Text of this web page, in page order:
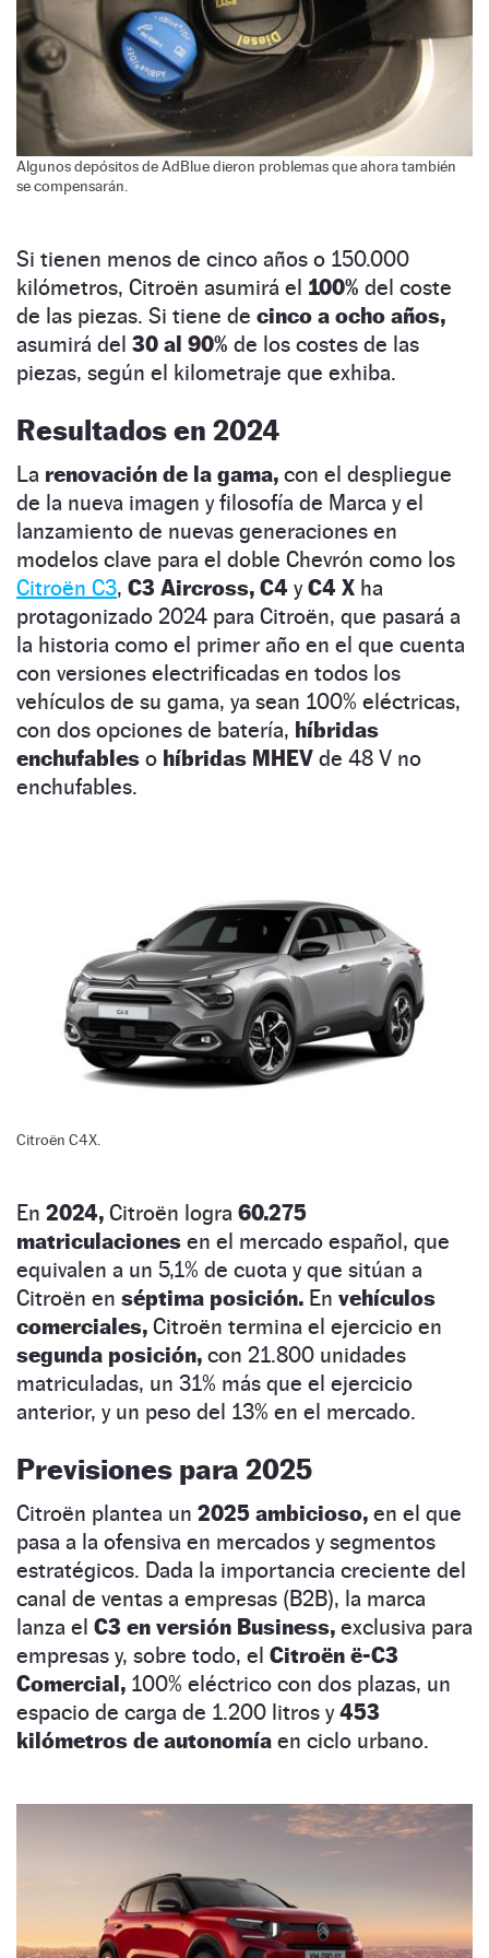
Algunos depósitos de AdBlue dieron problemas que ahora también
se compensarán.
Si tienen menos de cinco años o 150.000
kilómetros, Citroën asumirá el 100% del coste
de las piezas. Si tiene de cinco a ocho años,
asumirá del 30 al 90% de los costes de las
piezas, según el kilometraje que exhiba.
Resultados en 2024
La renovación de la gama, con el despliegue
de la nueva imagen y filosofía de Marca y el
lanzamiento de nuevas generaciones en
modelos clave para el doble Chevrón como los
Citroën C3, C3 Aircross, C4 yC4 X ha
protagonizado 2024 para Citroën, que pasará a
la historia como el primer año en el que cuenta
con versiones electrificadas en todos los
vehículos de su gama, ya sean 100% eléctricas,
con dos opciones de batería, híbridas
enchufables o híbridas MHEV de 48 V no
enchufables.
Citroën C4X.
En 2024, Citroën logra 60.275
matriculaciones en el mercado español, que
equivalen a un 5,1% de cuota y que sitúan a
Citroën en séptima posición. En vehículos
comerciales, Citroën termina el ejercicio en
segunda posición, con 21.800 unidades
matriculadas, un 31% más que el ejercicio
anterior, y un peso del 13% en el mercado.
Previsiones para 2025
Citroën plantea un 2025 ambicioso, en el que
pasa a la ofensiva en mercados y segmentos
estratégicos. Dada la importancia creciente del
canal de ventas a empresas (B2B), la marca
lanza el C3 en versión Business, exclusiva para
empresas y, sobre todo, el Citroën ë-C3
Comercial, 100% eléctrico con dos plazas, un
espacio de carga de 1.200 litros y453
kilómetros de autonomía en ciclo urbano.